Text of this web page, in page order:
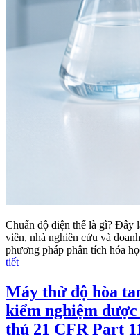
Chuẩn độ điện thế là gì? Đây
viên, nhà nghiên cứu và
phương pháp phân tích hóa
tiết
Máy thử độ hòa
kiểm nghiệm
thủ 21 CFR Part